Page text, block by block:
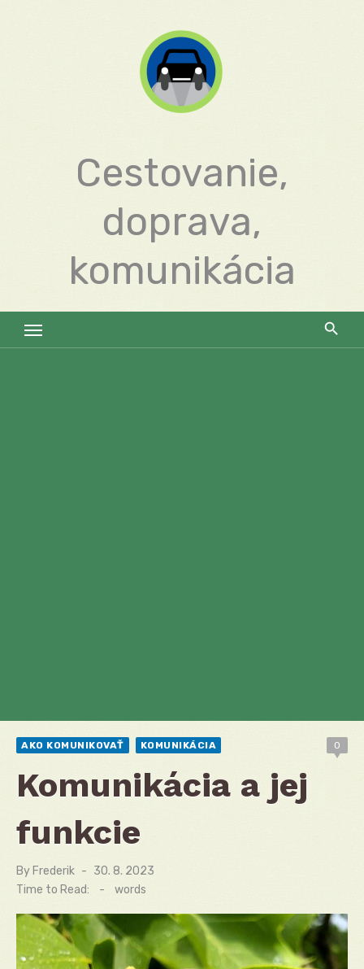
Cestovanie,
doprava,
komunikácia
AKO KOMUNIKOVAŤ KOMUNIKÁCIA 0
Komunikácia a jej
funkcie
By Frederik
Posted
30. 8. 2023
Time to Read:
- words